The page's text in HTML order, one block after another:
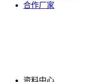
合作厂家
资料中心